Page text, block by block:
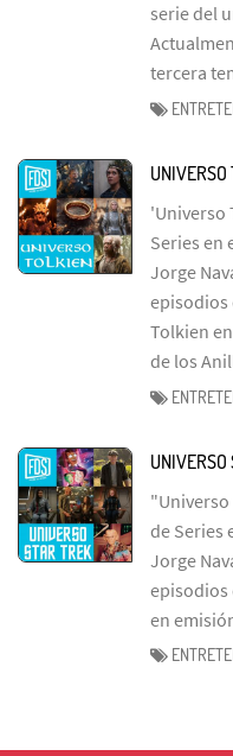
serie del
tercera
'Universo
Series en
Jorge
episodios
Tolkien
de los
UNIVERSO
"Universo
de Series
Jorge
episodios
en